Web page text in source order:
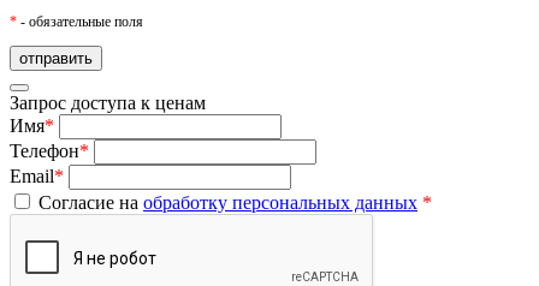
* - обязательные поля
Запрос доступа к ценам
Имя*
Телефон*
Email*
Согласие на обработку персональных данных *